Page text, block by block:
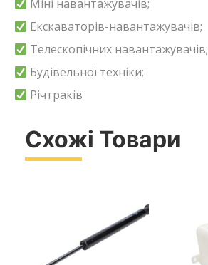
Міні навантажувачів;
Екскаваторів-навантажувачів;
Телескопічних навантажувачів;
Будівельної техніки;
Річтраків
Схожі Товари